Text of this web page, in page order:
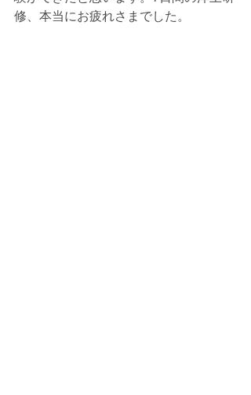
修、本当にお疲れさまでした。